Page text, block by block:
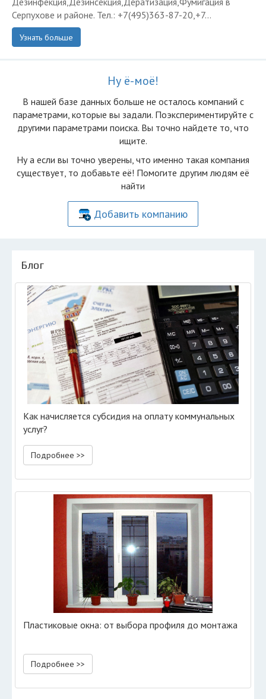
Серпухове и районе. Тел.: +7(495)363-87-20,+7...
Узнать больше
Ну ё-моё!
В нашей базе данных больше не осталоcь компаний с
параметрами, которые вы задали. Поэкспериментируйте с
другими параметрами поиска. Вы точно найдете то, что
ищите.
Ну а если вы точно уверены, что именно такая компания
существует, то добавьте её! Помогите другим людям её
найти
Добавить компанию
Блог
Как начисляется субсидия на оплату коммунальных
услуг?
Подробнее >>
Пластиковые окна: от выбора профиля до монтажа
Подробнее >>